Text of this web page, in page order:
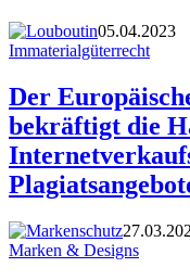
05.04.2023
Immaterialgüterrecht
Der
bekräftigt die
Marken & Designs